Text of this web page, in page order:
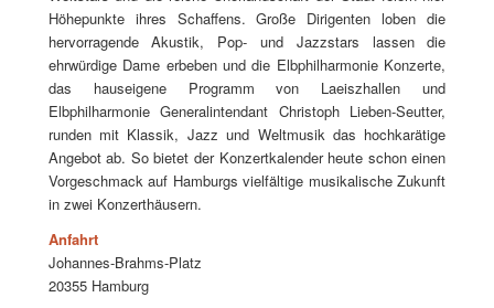
Höhepunkte ihres Schaffens. Große Dirigenten loben die
hervorragende Akustik, Pop- und Jazzstars lassen die
ehrwürdige Dame erbeben und die Elbphilharmonie Konzerte,
das hauseigene Programm von Laeiszhallen und
Elbphilharmonie Generalintendant Christoph Lieben-Seutter,
runden mit Klassik, Jazz und Weltmusik das hochkarätige
Angebot ab. So bietet der Konzertkalender heute schon einen
Vorgeschmack auf Hamburgs vielfältige musikalische Zukunft
in zwei Konzerthäusern.
Anfahrt
Johannes-Brahms-Platz
20355 Hamburg